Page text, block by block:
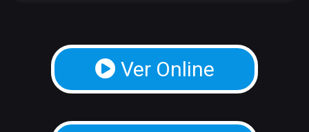
Ver Online